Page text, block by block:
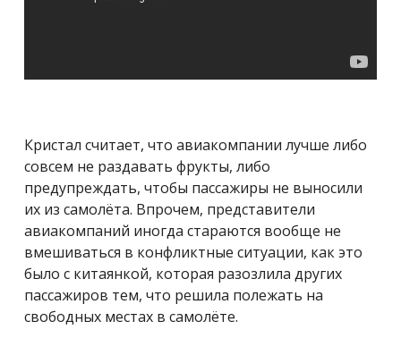
Кристал считает, что авиакомпании лучше либо
совсем не раздавать фрукты, либо
предупреждать, чтобы пассажиры не выносили
их из самолёта. Впрочем, представители
авиакомпаний иногда стараются вообще не
вмешиваться в конфликтные ситуации, как это
было с китаянкой, которая разозлила других
пассажиров тем, что решила полежать на
свободных местах в самолёте.